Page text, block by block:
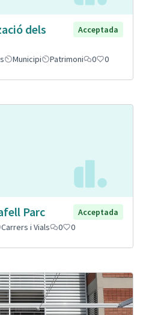
dels
Acceptada
Municipi Patrimoni 0 0
Parc
Acceptada
Carrers i Vials 0 0